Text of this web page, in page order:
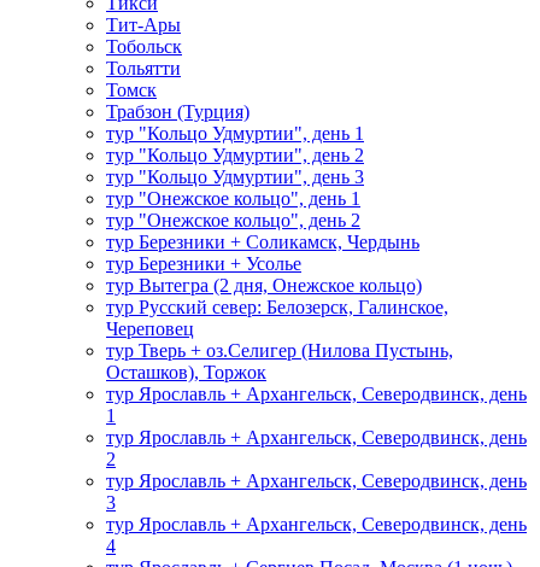
Тит-Ары
Тобольск
Тольятти
Томск
Трабзон (Турция)
тур "Кольцо Удмуртии", день 1
тур "Кольцо Удмуртии", день 2
тур "Кольцо Удмуртии", день 3
тур "Онежское кольцо", день 1
тур "Онежское кольцо", день 2
тур Березники + Соликамск, Чердынь
тур Березники + Усолье
тур Вытегра (2 дня, Онежское кольцо)
тур Русский север: Белозерск, Галинское,
Череповец
тур Тверь + оз.Селигер (Нилова Пустынь,
Осташков), Торжок
тур Ярославль + Архангельск, Северодвинск, день
1
тур Ярославль + Архангельск, Северодвинск, день
2
тур Ярославль + Архангельск, Северодвинск, день
3
тур Ярославль + Архангельск, Северодвинск, день
4